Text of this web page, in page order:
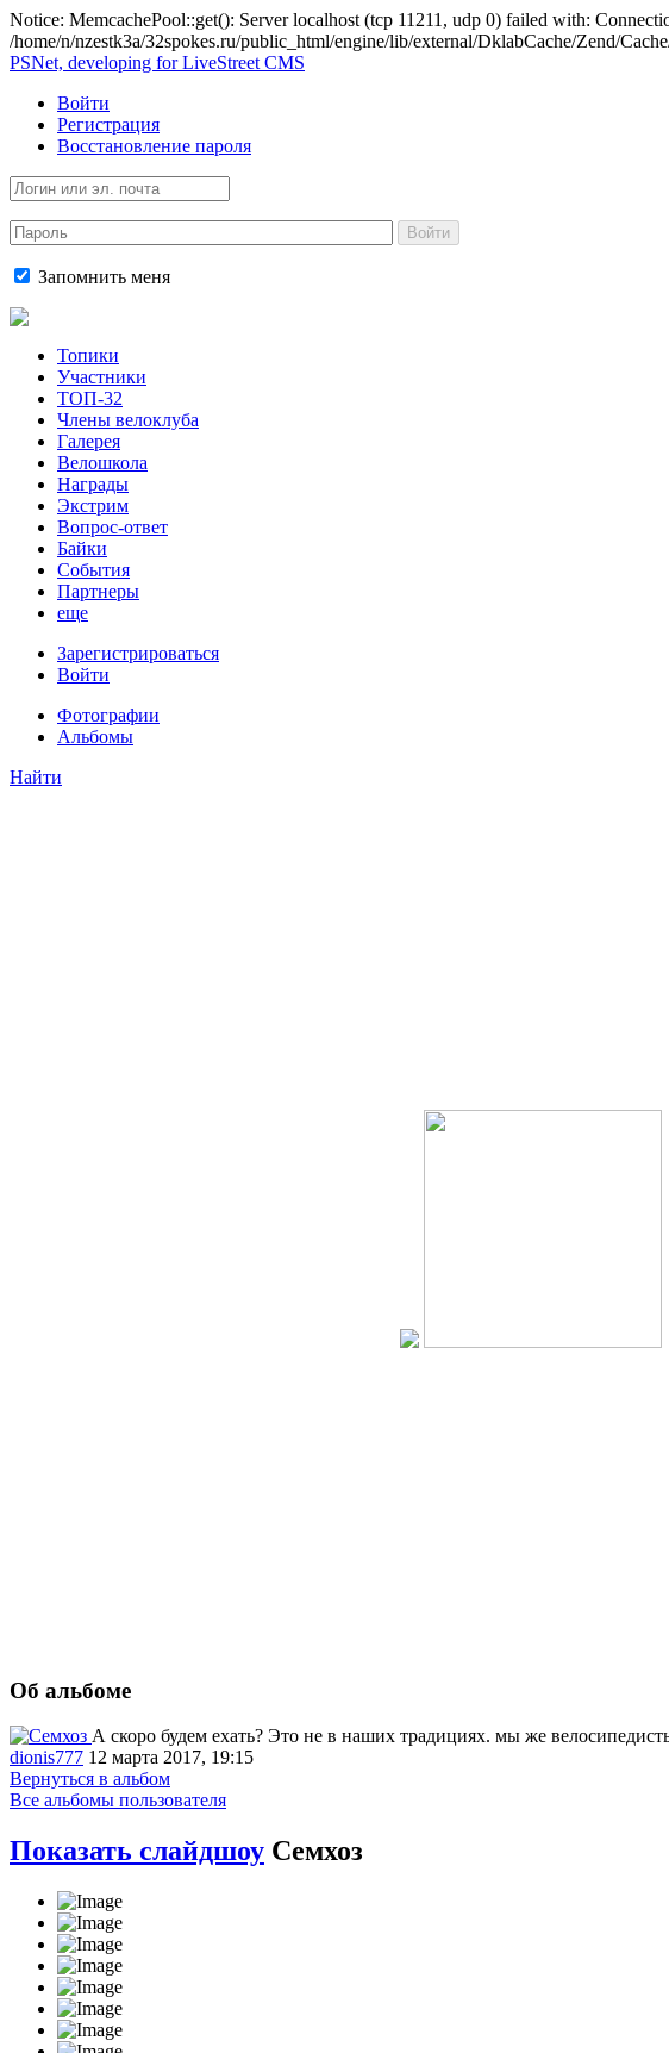
Notice: MemcachePool::get(): Server localhost (tcp 11211, udp 0) failed with:
/home/n/nzestk3a/32spokes.ru/public_html/engine/lib/external/DklabCache/Zend/
PSNet, developing for LiveStreet CMS
Войти
Регистрация
Восстановление пароля
Войти
Запомнить меня
Топики
Участники
ТОП-32
Члены велоклуба
Галерея
Велошкола
Награды
Экстрим
Вопрос-ответ
Байки
События
Партнеры
еще
Зарегистрироваться
Войти
Фотографии
Альбомы
Найти
Об альбоме
А скоро будем ехать? Это не в наших традициях. мы же
dionis777 12 марта 2017, 19:15
Вернуться в альбом
Все альбомы пользователя
Показать слайдшоу Семхоз